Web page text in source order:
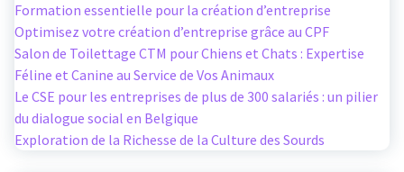
Formation essentielle pour la création d’entreprise
Optimisez votre création d’entreprise grâce au CPF
Salon de Toilettage CTM pour Chiens et Chats : Expertise
Féline et Canine au Service de Vos Animaux
Le CSE pour les entreprises de plus de 300 salariés : un pilier
du dialogue social en Belgique
Exploration de la Richesse de la Culture des Sourds